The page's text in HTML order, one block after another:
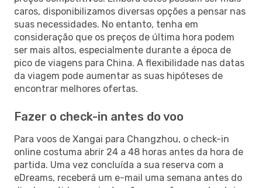
caros, disponibilizamos diversas opções a pensar nas
suas necessidades. No entanto, tenha em
consideração que os preços de última hora podem
ser mais altos, especialmente durante a época de
pico de viagens para China. A flexibilidade nas datas
da viagem pode aumentar as suas hipóteses de
encontrar melhores ofertas.
Fazer o check-in antes do voo
Para voos de Xangai para Changzhou, o check-in
online costuma abrir 24 a 48 horas antes da hora de
partida. Uma vez concluída a sua reserva com a
eDreams, receberá um e-mail uma semana antes do